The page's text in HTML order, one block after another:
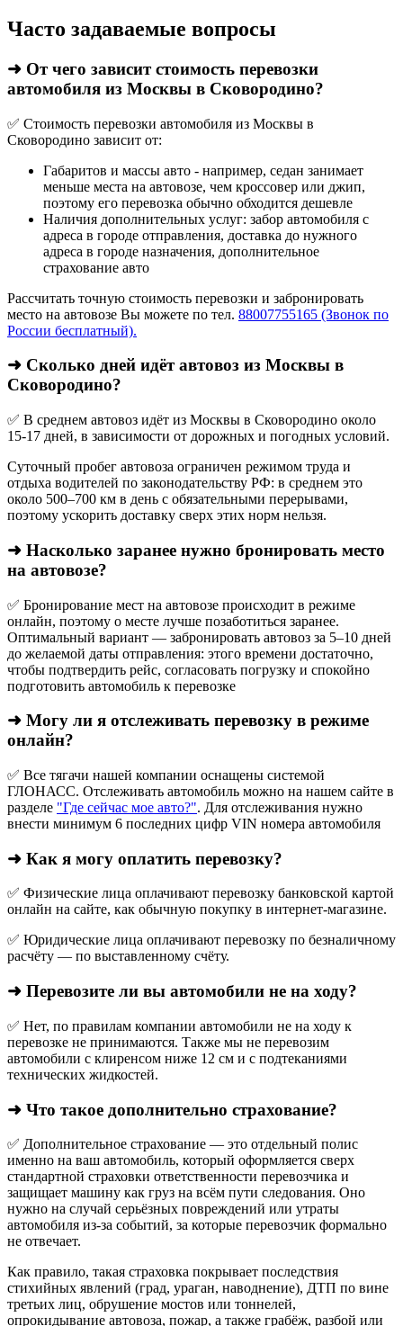
Часто задаваемые вопросы
➜ От чего зависит стоимость перевозки
автомобиля из Москвы в Сковородино?
✅ Стоимость перевозки автомобиля из Москвы в
Сковородино зависит от:
Габаритов и массы авто - например, седан занимает
меньше места на автовозе, чем кроссовер или джип,
поэтому его перевозка обычно обходится дешевле
Наличия дополнительных услуг: забор автомобиля с
адреса в городе отправления, доставка до нужного
адреса в городе назначения, дополнительное
страхование авто
Рассчитать точную стоимость перевозки и забронировать
место на автовозе Вы можете по тел. 88007755165 (Звонок по
России бесплатный).
➜ Сколько дней идёт автовоз из Москвы в
Сковородино?
✅ В среднем автовоз идёт из Москвы в Сковородино около
15-17 дней, в зависимости от дорожных и погодных условий.
Суточный пробег автовоза ограничен режимом труда и
отдыха водителей по законодательству РФ: в среднем это
около 500–700 км в день с обязательными перерывами,
поэтому ускорить доставку сверх этих норм нельзя.
➜ Насколько заранее нужно бронировать место
на автовозе?
✅ Бронирование мест на автовозе происходит в режиме
онлайн, поэтому о месте лучше позаботиться заранее.
Оптимальный вариант — забронировать автовоз за 5–10 дней
до желаемой даты отправления: этого времени достаточно,
чтобы подтвердить рейс, согласовать погрузку и спокойно
подготовить автомобиль к перевозке
➜ Могу ли я отслеживать перевозку в режиме
онлайн?
✅ Все тягачи нашей компании оснащены системой
ГЛОНАСС. Отслеживать автомобиль можно на нашем сайте в
разделе "Где сейчас мое авто?". Для отслеживания нужно
внести минимум 6 последних цифр VIN номера автомобиля
➜ Как я могу оплатить перевозку?
✅ Физические лица оплачивают перевозку банковской картой
онлайн на сайте, как обычную покупку в интернет‑магазине.
✅ Юридические лица оплачивают перевозку по безналичному
расчёту — по выставленному счёту.
➜ Перевозите ли вы автомобили не на ходу?
✅ Нет, по правилам компании автомобили не на ходу к
перевозке не принимаются. Также мы не перевозим
автомобили с клиренсом ниже 12 см и с подтеканиями
технических жидкостей.
➜ Что такое дополнительно страхование?
✅ Дополнительное страхование — это отдельный полис
именно на ваш автомобиль, который оформляется сверх
стандартной страховки ответственности перевозчика и
защищает машину как груз на всём пути следования. Оно
нужно на случай серьёзных повреждений или утраты
автомобиля из‑за событий, за которые перевозчик формально
не отвечает.​
Как правило, такая страховка покрывает последствия
стихийных явлений (град, ураган, наводнение), ДТП по вине
третьих лиц, обрушение мостов или тоннелей,
опрокидывание автовоза, пожар, а также грабёж, разбой или